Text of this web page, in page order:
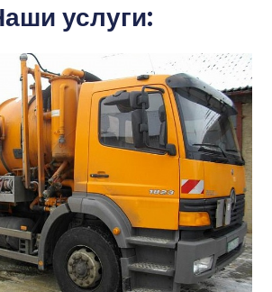
услуги: